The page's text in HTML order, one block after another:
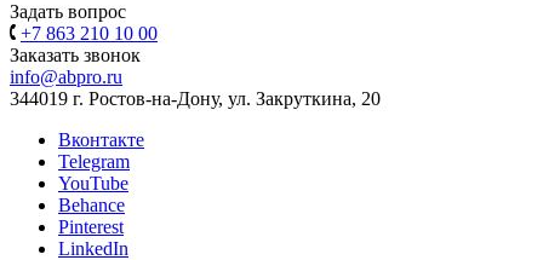
Задать вопрос
+7 863 210 10 00
Заказать звонок
info@abpro.ru
344019 г. Ростов-на-Дону, ул. Закруткина, 20
Вконтакте
Telegram
YouTube
Behance
Pinterest
LinkedIn